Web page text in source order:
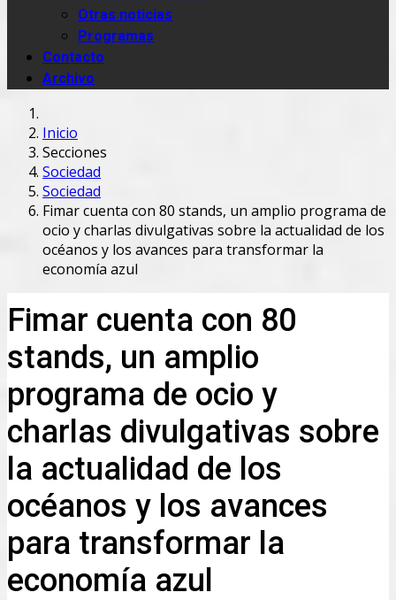
Otras noticias
Programas
Contacto
Archivo
Inicio
Secciones
Sociedad
Sociedad
Fimar cuenta con 80 stands, un amplio programa de
ocio y charlas divulgativas sobre la actualidad de los
océanos y los avances para transformar la
economía azul
Fimar cuenta con 80
stands, un amplio
programa de ocio y
charlas divulgativas sobre
la actualidad de los
océanos y los avances
para transformar la
economía azul